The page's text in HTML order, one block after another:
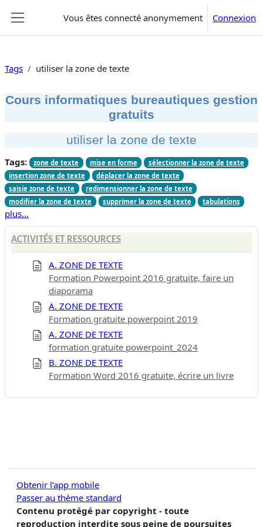
Vous êtes connecté anonymement Connexion
Tags utiliser la zone de texte
Cours informatiques bureautiques gestion
gratuits
utiliser la zone de texte
Tags: zone de texte mise en forme
sélectionner la zone de texte
insertion zone de texte
déplacer la zone de texte
saisie zone de texte
redimensionner la zone de texte
modifier la zone de texte
supprimer la zone de texte tabulations
plus…
ACTIVITÉS ET RESSOURCES
A. ZONE DE TEXTE
Formation Powerpoint 2016 gratuite, faire un
diaporama
A. ZONE DE TEXTE
Formation gratuite powerpoint 2019
A. ZONE DE TEXTE
formation gratuite powerpoint_2024
B. ZONE DE TEXTE
Formation Word 2016 gratuite, écrire un livre
Obtenir l’app mobile
Passer au thème standard
Contenu protégé par copyright - toute
reproduction interdite sous peine de poursuites